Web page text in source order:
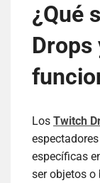
¿Qué
Drops
Los Twitch
específicas
ser objetos o